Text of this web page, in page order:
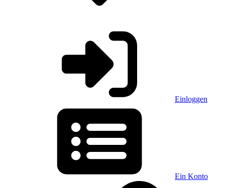
Einloggen
Ein Konto